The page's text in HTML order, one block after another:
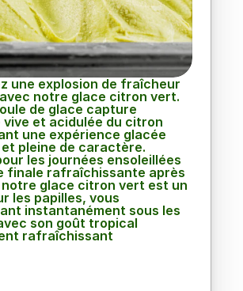
une explosion de fraîcheur
notre glace citron vert.
de glace capture
et acidulée du citron
une expérience glacée
pleine de caractère.
les journées ensoleillées
finale rafraîchissante après
notre glace citron vert est un
les papilles, vous
instantanément sous les
son goût tropical
rafraîchissant